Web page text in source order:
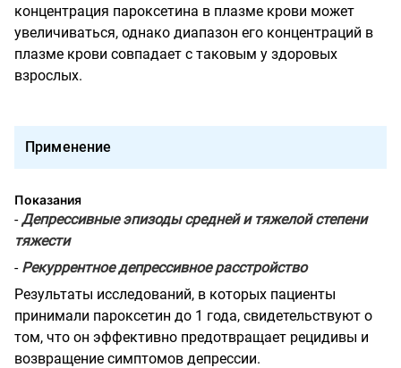
концентрация пароксетина в плазме крови может
увеличиваться, однако диапазон его концентраций в
плазме крови совпадает с таковым у здоровых
взрослых.
Применение
Показания
-Депрессивные эпизоды средней и тяжелой степени
тяжести
- Рекуррентное депрессивное расстройство
Результаты исследований, в которых пациенты
принимали пароксетин до 1 года, свидетельствуют о
том, что он эффективно предотвращает рецидивы и
возвращение симптомов депрессии.